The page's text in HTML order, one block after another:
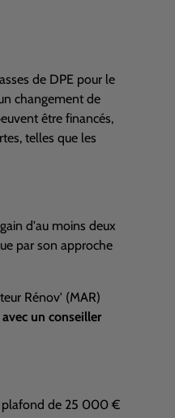
de DPE pour le
changement de
être financés,
telles que les
d'au moins deux
par son approche
Rénov' (MAR)
un conseiller
plafond de 25 000 €